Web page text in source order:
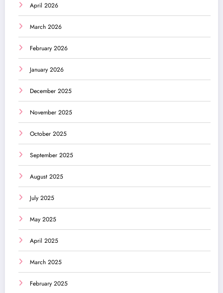
April 2026
March 2026
February 2026
January 2026
December 2025
November 2025
October 2025
September 2025
August 2025
July 2025
May 2025
April 2025
March 2025
February 2025